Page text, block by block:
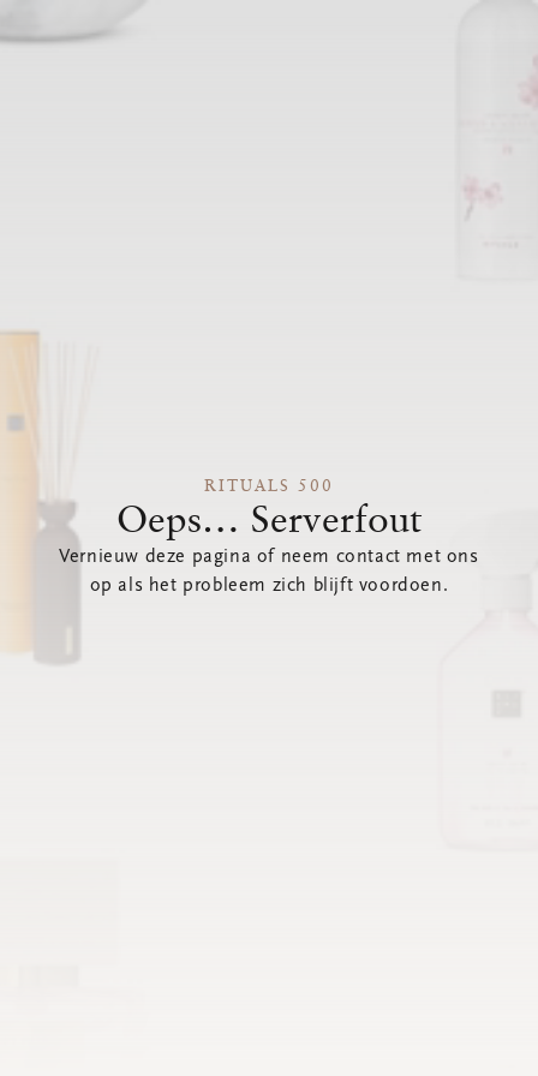
RITUALS 500
Oeps… Serverfout
Vernieuw deze pagina of neem contact met ons
op als het probleem zich blijft voordoen.